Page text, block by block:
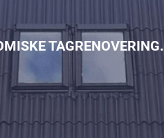
TAGRENOVERING.